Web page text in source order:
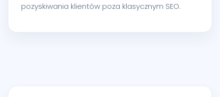
pozyskiwania klientów poza klasycznym SEO.